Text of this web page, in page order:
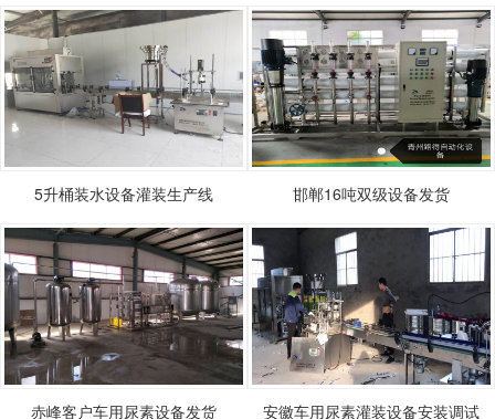
5升桶装水设备灌装生产线 邯郸16吨双级设备发货
赤峰客户车用尿素设备发货 安徽车用尿素灌装设备安装调试